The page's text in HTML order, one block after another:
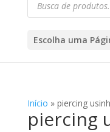
Escolha uma
Início » piercing
piercing